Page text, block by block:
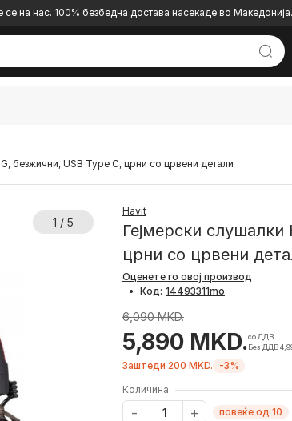
се на нас. 100% безбедна достава насекаде во Македонија.
безжични, USB Type C, црни со црвени детали
1 / 5
Havit
Гејмерски
црни со црвени
Оценете го овој производ
• Код:
6,090 MKD.
5,890 MKD.со ДДВ
Без ДДВ
Заштеди 200 MKD.
-3%
Количина
повеќе од 10